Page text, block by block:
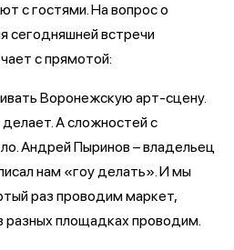
с гостями. На вопрос о
сегодняшней встречи
с прямотой:
Воронежскую арт-сцену.
А сложностей с
Андрей Пыринов – владельец
нам «гоу делать». И мы
раз проводим маркет,
площадках проводим.